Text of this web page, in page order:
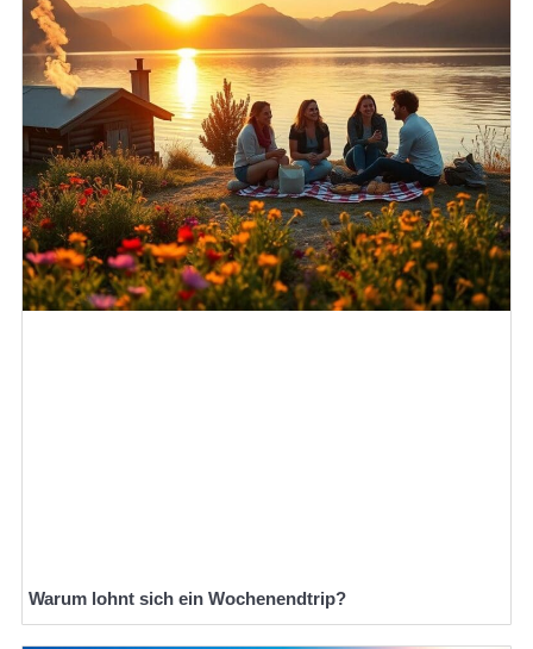
Warum lohnt sich ein Wochenendtrip?